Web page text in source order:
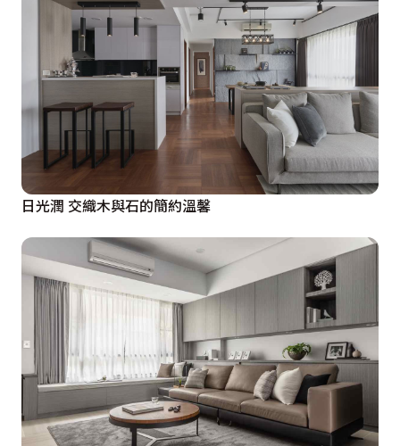
日光潤 交織木與石的簡約溫馨